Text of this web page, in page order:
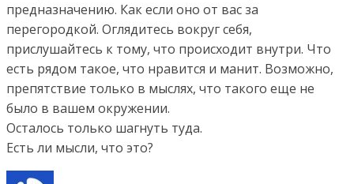
предназначению. Как если оно от вас за
перегородкой. Оглядитесь вокруг себя,
прислушайтесь к тому, что происходит внутри. Что
есть рядом такое, что нравится и манит. Возможно,
препятствие только в мыслях, что такого еще не
было в вашем окружении.
Осталось только шагнуть туда.
Есть ли мысли, что это?